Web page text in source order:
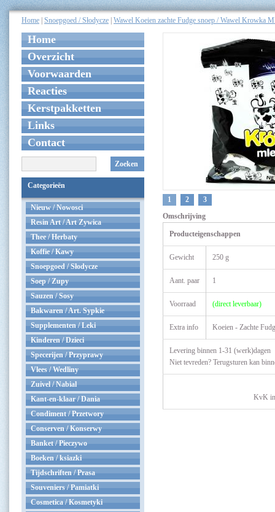
Home Snoepgoed / Słodycze Wawel Koeien zachte Fudge snoep / Wawel Krowka
Home
Overzicht
Voorwaarden
Reacties
Kerstpakketten
Links
Contact
Zoeken
Categorieën
Nieuw / Nowosci
Resin Art / Art Zywica
Thee / Herbaty
Koffie / Kawy
Snoepgoed / Słodycze
Soep / Zupy
Sauzen / Sosy
Bakwaren / Art. Sypkie
Supplementen / Leki
Kinderen / Dzieci
Specerijen / Przyprawy
Vlees / Wedliny
Zuivel / Nabial
Kant-en-klaar / Dania
Condiment / Przetwory
Conserven / Konserwy
Banket / Pieczywo
Boeken / ksiazki
Tijdschriften / Prasa
Souveniers / Pamiatki
Cosmetica / Kosmetyki
1 2
3
Omschrijving
Producteigenschappen
Gewicht 250 g
Aant. paar 1
Voorraad (direct leverbaar)
Extra info Koeien - Zachte
Levering binnen 1-31 (werk)dagen
Niet tevreden? Terugsturen kan
KvK